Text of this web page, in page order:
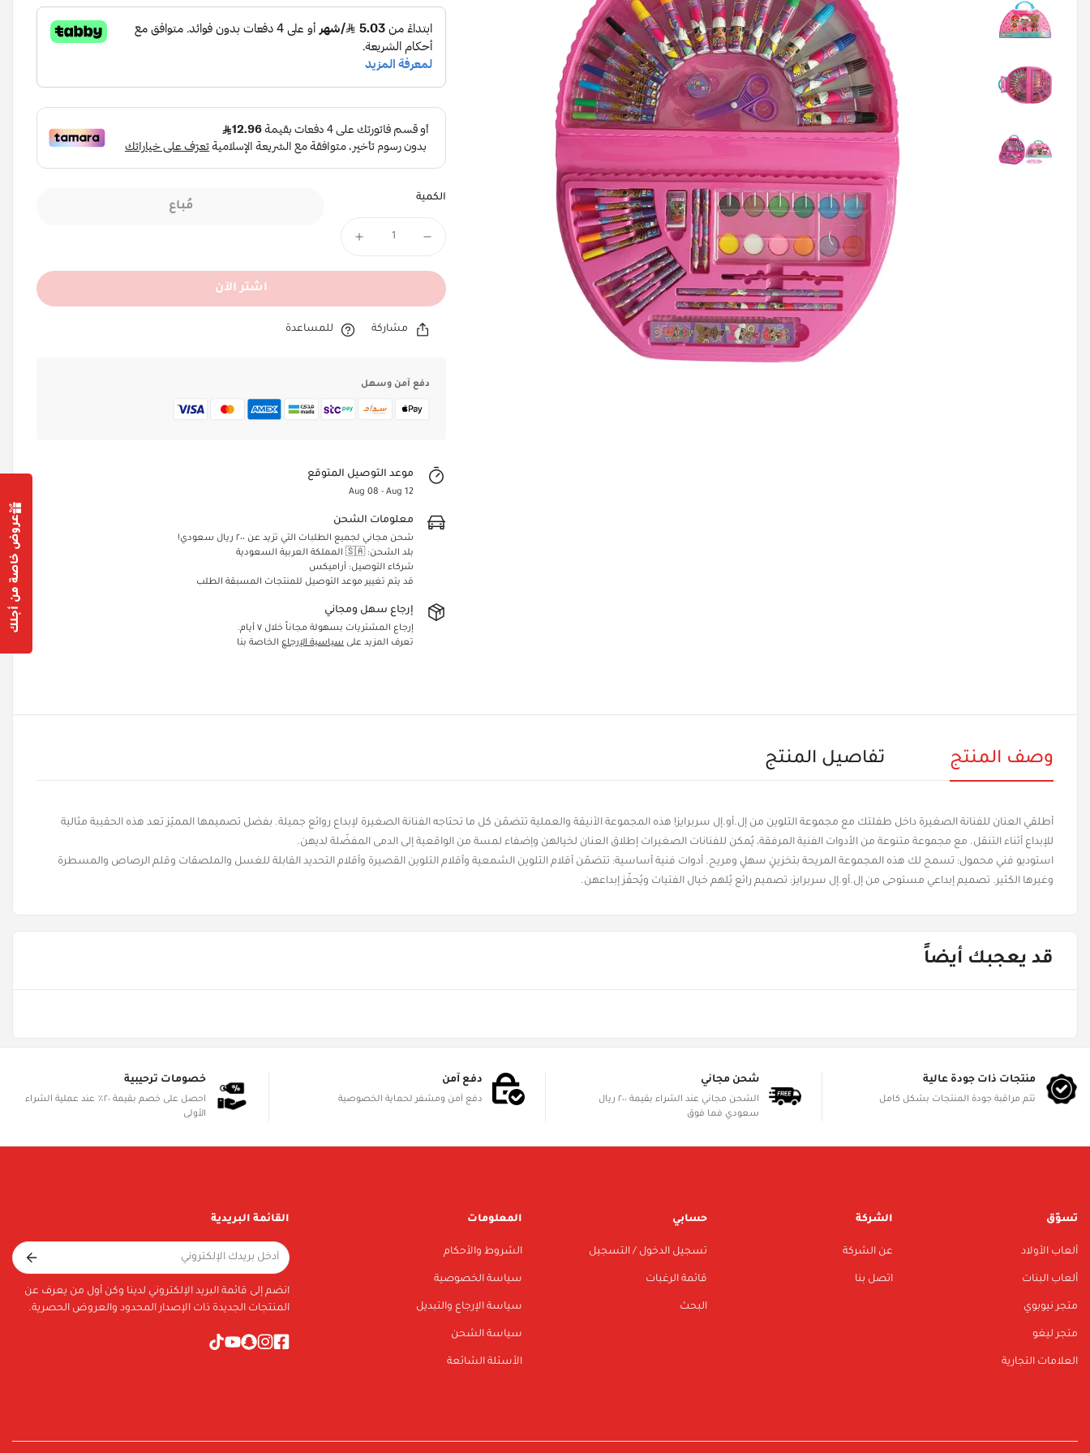
الكمية
مُباع
اشتر الآن
مشاركة للمساعدة
دفع آمن وسهل
موعد التوصيل المتوقع
Aug 08 - Aug 12
معلومات الشحن
شحن مجاني لجميع الطلبات التي تزيد عن ٢٠٠ ريال سعودي!
بلد الشحن: 🇸🇦 المملكة العربية السعودية
شركاء التوصيل: أراميكس
قد يتم تغيير موعد التوصيل للمنتجات المسبقة الطلب
إرجاع سهل ومجاني
إرجاع المشتريات بسهولة مجاناً خلال ٧ أيام.
تعرف المزيد على سياسية الإرجاع الخاصة بنا
وصف المنتج تفاصيل المنتج
أطلقي العنان للفنانة الصغيرة داخل طفلتك مع مجموعة التلوين من إل.أو.إل سربرايز! هذه المجموعة الأنيقة والعملية تتضمّن كل ما تحتاجه الفنانة الصغيرة لإبداع روائع جميلة. بفضل تصميمها المميّز تعد هذه الحقيبة مثالية
للإبداع أثناء التنقل. مع مجموعة متنوعة من الأدوات الفنية المرفقة، يُمكن للفنانات الصغيرات إطلاق العنان لخيالهن وإضفاء لمسة من الواقعية إلى الدمى المفضّلة لديهن.
استوديو فني محمول: تسمح لك هذه المجموعة المريحة بتخزينٍ سهلٍ ومريح. أدوات فنية أساسية: تتضمّن أقلام التلوين الشمعية وأقلام التلوين القصيرة وأقلام التحديد القابلة للغسل والملصقات وقلم الرصاص والمسطرة
وغيرها الكثير. تصميم إبداعي مستوحى من إل.أو.إل سربرايز: تصميم رائع يُلهم خيال الفتيات ويُحفّز إبداعهن.
قد يعجبك أيضاً
منتجات ذات جودة عالية
تتم مراقبة جودة المنتجات بشكل كامل
شحن مجاني
الشحن مجاني عند الشراء بقيمة ٢٠٠ ريال
سعودي فما فوق
دفع آمن
دفع آمن ومشفر لحماية الخصوصية
خصومات ترحيبية
احصل على خصم بقيمة ٢٠٪ عند عملية الشراء
الأولى
تسوّق
ألعاب الأولاد
ألعاب البنات
متجر نيوبوي
متجر ليغو
العلامات التجارية
الشركة
عن الشركة
اتصل بنا
حسابي
تسجيل الدخول / التسجيل
قائمة الرغبات
البحث
المعلومات
الشروط والأحكام
سياسة الخصوصية
سياسة الإرجاع والتبديل
سياسة الشحن
الأسئلة الشائعة
القائمة البريدية
انضم إلى قائمة البريد الإلكتروني لدينا وكن أول من يعرف عن
المنتجات الجديدة ذات الإصدار المحدود والعروض الحصرية.
عروض خاصة من أجلك